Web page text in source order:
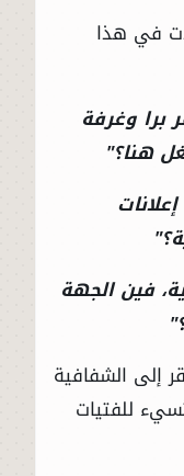
في هذا
برا وغرفة
هنا؟"
فين الجهة
إلى الشفافية
للفتيات